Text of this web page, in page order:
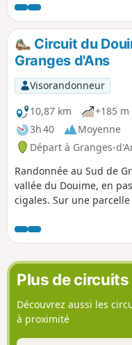
Maine. Un bon dénivelé
sur les hauteurs de
Taravellou. Le retour se
plus douce par le village
Saint-Jean. Un peu de
départ et à l'arrivée, mais
l'ensemble, bien plus de
de goudron.
Circuit du
Granges d'Ans
Visorandonneur
10,87 km
+185 m
3h 40
Moyenne
Départ à Granges-
Randonnée au Sud de
vallée du Douime, en
cigales. Sur une
alimentait ceux-ci. Ils
jusqu’à l'arrivée de
Plus de
Découvrez aussi les
à proximité